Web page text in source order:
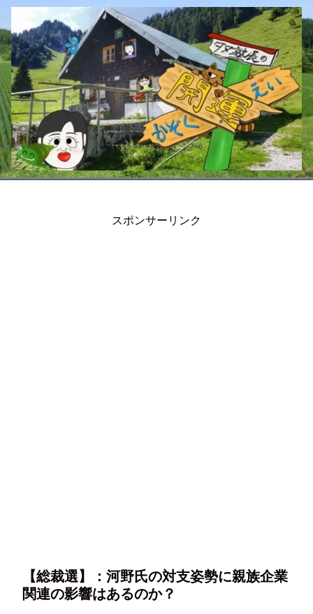
スポンサーリンク
【総裁選】：河野氏の対支姿勢に親族企業
関連の影響はあるのか？